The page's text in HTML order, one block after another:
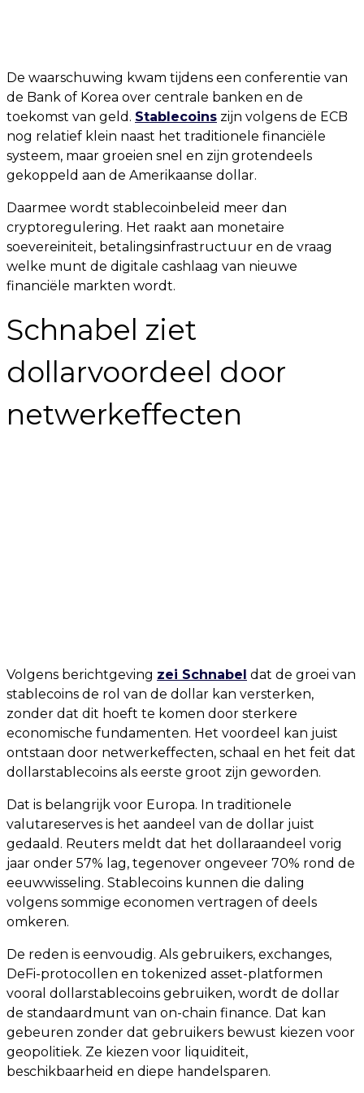
De waarschuwing kwam tijdens een conferentie van
de Bank of Korea over centrale banken en de
toekomst van geld. Stablecoins zijn volgens de ECB
nog relatief klein naast het traditionele financiële
systeem, maar groeien snel en zijn grotendeels
gekoppeld aan de Amerikaanse dollar.
Daarmee wordt stablecoinbeleid meer dan
cryptoregulering. Het raakt aan monetaire
soevereiniteit, betalingsinfrastructuur en de vraag
welke munt de digitale cashlaag van nieuwe
financiële markten wordt.
Schnabel ziet
dollarvoordeel door
netwerkeffecten
Volgens berichtgeving zei Schnabel dat de groei van
stablecoins de rol van de dollar kan versterken,
zonder dat dit hoeft te komen door sterkere
economische fundamenten. Het voordeel kan juist
ontstaan door netwerkeffecten, schaal en het feit dat
dollarstablecoins als eerste groot zijn geworden.
Dat is belangrijk voor Europa. In traditionele
valutareserves is het aandeel van de dollar juist
gedaald. Reuters meldt dat het dollaraandeel vorig
jaar onder 57% lag, tegenover ongeveer 70% rond de
eeuwwisseling. Stablecoins kunnen die daling
volgens sommige economen vertragen of deels
omkeren.
De reden is eenvoudig. Als gebruikers, exchanges,
DeFi-protocollen en tokenized asset-platformen
vooral dollarstablecoins gebruiken, wordt de dollar
de standaardmunt van on-chain finance. Dat kan
gebeuren zonder dat gebruikers bewust kiezen voor
geopolitiek. Ze kiezen voor liquiditeit,
beschikbaarheid en diepe handelsparen.